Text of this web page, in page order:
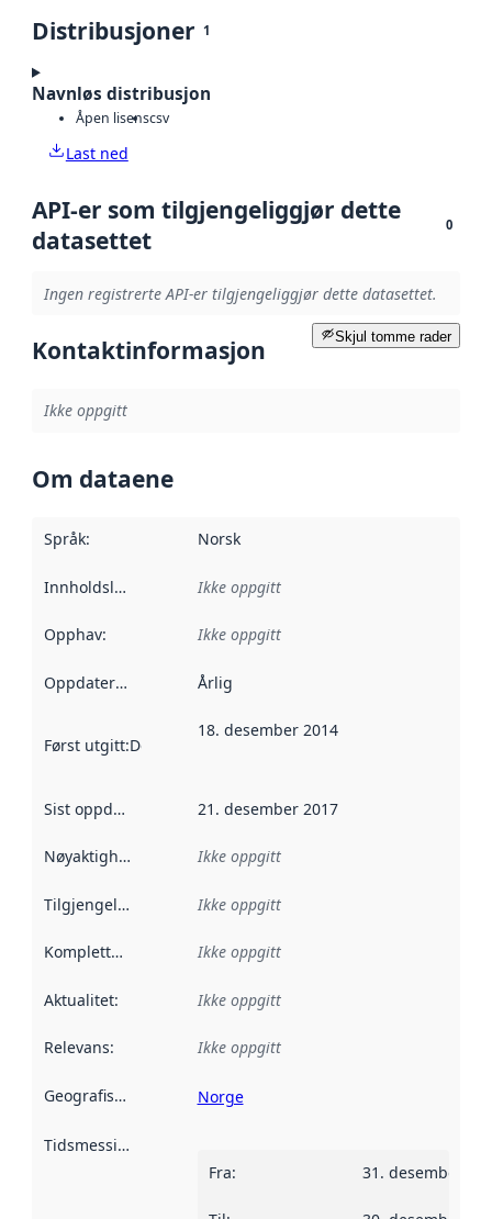
Distribusjoner 1
Navnløs distribusjon
Åpen lisenscsv
Last ned
API-er som tilgjengeliggjør dette
datasettet
0
Ingen registrerte API-er tilgjengeliggjør dette datasettet.
Skjul tomme rader
Kontaktinformasjon
Ikke oppgitt
Om dataene
Språk: Norsk
Innholdsleverandører :
Ikke oppgitt
Opphav: Ikke oppgitt
Oppdateringsfrekvens :
Årlig
Først utgitt:Denne datoen sier når dataene i dette
18. desember 2014
Sist oppdatert 21. desember 2017
Nøyaktighet Ikke oppgitt
Tilgjengelighet Ikke oppgitt
Kompletthet Ikke oppgitt
Aktualitet: Ikke oppgitt
Relevans: Ikke oppgitt
Geografisk avgrensning :
Norge
Tidsmessig avgrensning
Fra: 31. desember